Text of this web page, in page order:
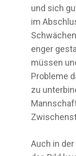
und sich
im
enger
müssen
Probleme
zu
Auch in